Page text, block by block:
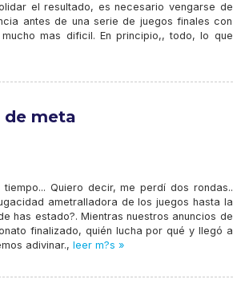
el resultado, es necesario vengarse de
antes de una serie de juegos finales con
mas dificil. En principio,, todo, lo que
de meta
Quiero decir, me perdí dos rondas..
ametralladora de los juegos hasta la
has estado?. Mientras nuestros anuncios de
finalizado, quién lucha por qué y llegó a
adivinar., leer m?s »